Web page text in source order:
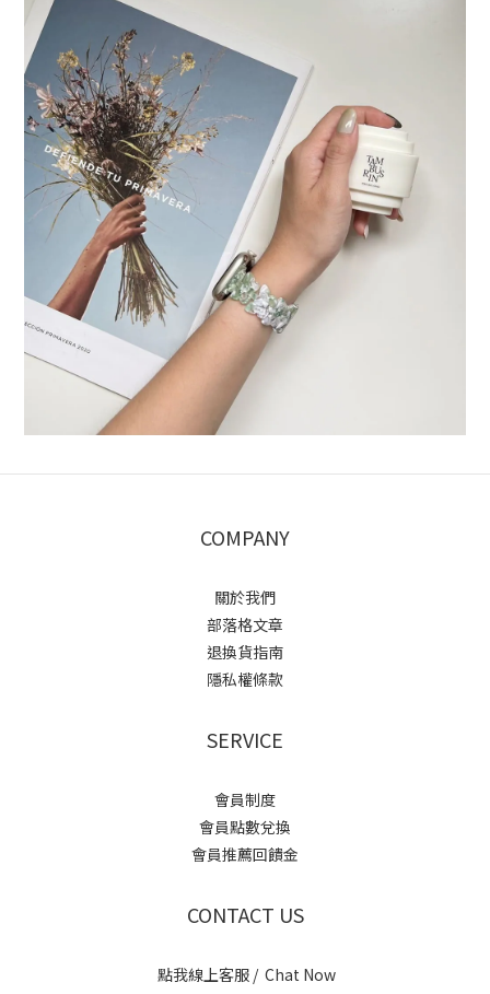
COMPANY
關於我們
部落格文章
退換貨指南
隱私權條款
SERVICE
會員制度
會員點數兌換
會員推薦回饋金
CONTACT US
點我線上客服 / Chat Now